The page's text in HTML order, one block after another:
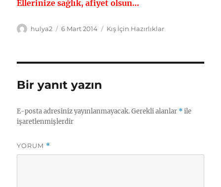
Ellerinize sağlık, afiyet olsun…
Yazar
hulya2
Yayın
6 Mart 2014 Kategoriler
Kış İçin Hazırlıklar
Bir yanıt yazın
E-posta adresiniz yayınlanmayacak. Gerekli alanlar *ile
işaretlenmişlerdir
YORUM *